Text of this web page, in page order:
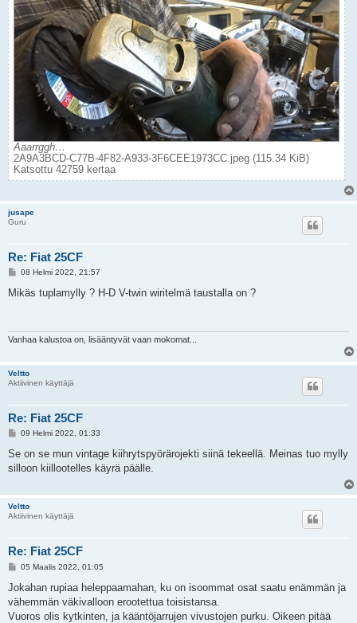
Aaarrggh…
2A9A3BCD-C77B-4F82-A933-3F6CEE1973CC.jpeg (115.34 KiB)
Katsottu 42759 kertaa
jusape
Guru
Re: Fiat 25CF
V
e
08 Helmi 2022, 21:57
Mikäs tuplamylly ? H-D V-twin wiritelmä taustalla on ?
Vanhaa kalustoa on, lisääntyvät vaan mokomat...
Veltto
Aktiivinen käyttäjä
Re: Fiat 25CF
V
e
t
09 Helmi 2022, 01:33
Se on se mun vintage kiihrytspyörärojekti siinä tekeellä. Meinas tuo mylly
silloon kiillootelles käyrä päälle.
Veltto
Aktiivinen käyttäjä
Re: Fiat 25CF
V
e
t
05 Maalis 2022, 01:05
Jokahan rupiaa heleppaamahan, ku on isoommat osat saatu enämmän ja
vähemmän väkivalloon erootettua toisistansa.
Vuoros olis kytkinten, ja kääntöjarrujen vivustojen purku. Oikeen pitää